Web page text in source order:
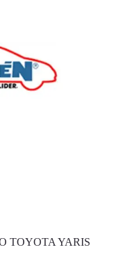
TOYOTA YARIS